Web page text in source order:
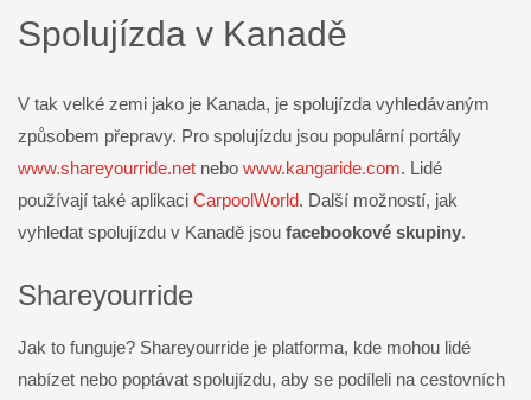
Spolujízda v Kanadě
V tak velké zemi jako je Kanada, je spolujízda vyhledávaným
způsobem přepravy. Pro spolujízdu jsou populární portály
www.shareyourride.net nebo www.kangaride.com. Lidé
používají také aplikaci CarpoolWorld. Další možností, jak
vyhledat spolujízdu v Kanadě jsou facebookové skupiny.
Shareyourride
Jak to funguje? Shareyourride je platforma, kde mohou lidé
nabízet nebo poptávat spolujízdu, aby se podíleli na cestovních